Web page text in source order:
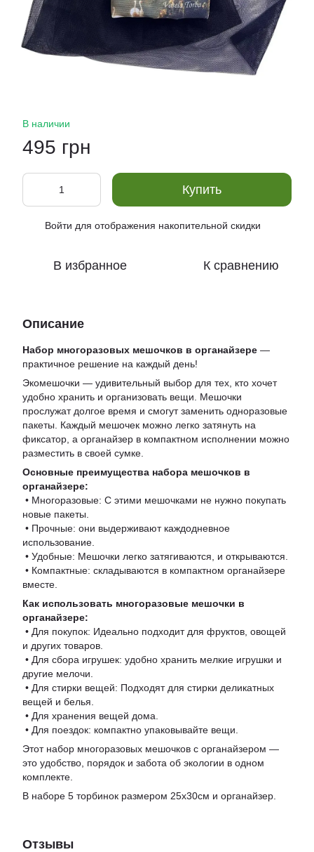
В наличии
495 грн
Купить
Войти для отображения накопительной скидки
В избранное К сравнению
Описание
Набор многоразовых мешочков в органайзере —
практичное решение на каждый день!
Экомешочки — удивительный выбор для тех, кто хочет
удобно хранить и организовать вещи. Мешочки
прослужат долгое время и смогут заменить одноразовые
пакеты. Каждый мешочек можно легко затянуть на
фиксатор, а органайзер в компактном исполнении можно
разместить в своей сумке.
Основные преимущества набора мешочков в
органайзере:
• Многоразовые: С этими мешочками не нужно покупать
новые пакеты.
• Прочные: они выдерживают каждодневное
использование.
• Удобные: Мешочки легко затягиваются, и открываются.
• Компактные: складываются в компактном органайзере
вместе.
Как использовать многоразовые мешочки в
органайзере:
• Для покупок: Идеально подходит для фруктов, овощей
и других товаров.
• Для сбора игрушек: удобно хранить мелкие игрушки и
другие мелочи.
• Для стирки вещей: Подходят для стирки деликатных
вещей и белья.
• Для хранения вещей дома.
• Для поездок: компактно упаковывайте вещи.
Этот набор многоразовых мешочков с органайзером —
это удобство, порядок и забота об экологии в одном
комплекте.
В наборе 5 торбинок размером 25х30см и органайзер.
Отзывы